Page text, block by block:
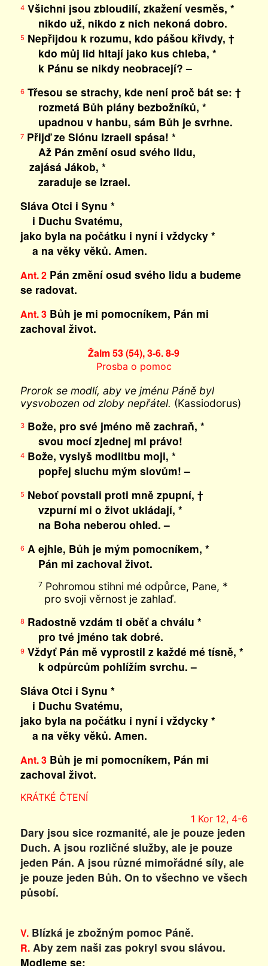
4Všichni jsou zbloudilí, zkažení vesměs, *
nikdo už, nikdo z nich nekoná dobro.
5 Nepřijdou k rozumu, kdo pášou křivdy, †
kdo můj lid hltají jako kus chleba, *
k Pánu se nikdy neobracejí? –
6Třesou se strachy, kde není proč bát se: †
rozmetá Bůh plány bezbožníků, *
upadnou v hanbu, sám Bůh je svrhne.
7Přijď ze Siónu Izraeli spása! *
Až Pán změní osud svého lidu,
zajásá Jákob, *
zaraduje se Izrael.
Sláva Otci i Synu *
i Duchu Svatému,
jako byla na počátku i nyní i vždycky *
a na věky věků. Amen.
Ant. 2Pán změní osud svého lidu a budeme
se radovat.
Ant. 3Bůh je mi pomocníkem, Pán mi
zachoval život.
Žalm 53 (54), 3-6. 8-9
Prosba o pomoc
Prorok se modlí, aby ve jménu Páně byl
vysvobozen od zloby nepřátel. (Kassiodorus)
3Bože, pro své jméno mě zachraň, *
svou mocí zjednej mi právo!
4Bože, vyslyš modlitbu moji, *
popřej sluchu mým slovům! –
5 Neboť povstali proti mně zpupní, †
vzpurní mi o život ukládají, *
na Boha neberou ohled. –
6A ejhle, Bůh je mým pomocníkem, *
Pán mi zachoval život.
7Pohromou stihni mé odpůrce, Pane, *
pro svoji věrnost je zahlaď.
8 Radostně vzdám ti oběť a chválu *
pro tvé jméno tak dobré.
9Vždyť Pán mě vyprostil z každé mé tísně, *
k odpůrcům pohlížím svrchu. –
Sláva Otci i Synu *
i Duchu Svatému,
jako byla na počátku i nyní i vždycky *
a na věky věků. Amen.
Ant. 3Bůh je mi pomocníkem, Pán mi
zachoval život.
KRÁTKÉ ČTENÍ
1 Kor 12, 4-6
Dary jsou sice rozmanité, ale je pouze jeden
Duch. A jsou rozličné služby, ale je pouze
jeden Pán. A jsou různé mimořádné síly, ale
je pouze jeden Bůh. On to všechno ve všech
působí.
V.Blízká je zbožným pomoc Páně.
R.Aby zem naši zas pokryl svou slávou.
Modleme se: